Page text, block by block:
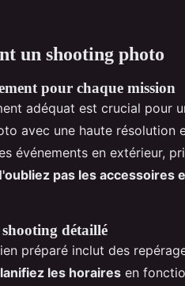
un shooting photo
pour chaque mission
adéquat est crucial pour
avec une haute
événements en extérieur,
pas les accessoires
détaillé
préparé inclut des
les horaires en